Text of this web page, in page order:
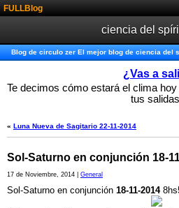
FULLBlog
ciencia del
Blog de circulo zer El mejor blog de ciencia del
¿Vas a
Te decimos cómo estará el clima
tus
« Luna Nueva de Sagitario 22-11-2014
Sol-Saturno en conjunción 18-
17 de Noviembre, 2014 | General
Sol-Saturno en conjunción 18-11-2014